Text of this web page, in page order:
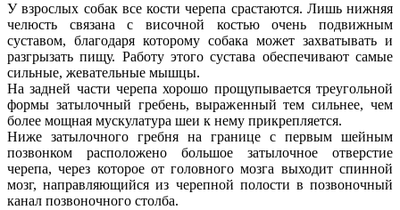
У взрослых собак все кости черепа срастаются. Лишь нижняя
челюсть связана с височной костью очень подвижным
суставом, благодаря которому собака может захватывать и
разгрызать пищу. Работу этого сустава обеспечивают самые
сильные, жевательные мышцы.
На задней части черепа хорошо прощупывается треугольной
формы затылочный гребень, выраженный тем сильнее, чем
более мощная мускулатура шеи к нему прикрепляется.
Ниже затылочного гребня на границе с первым шейным
позвонком расположено большое затылочное отверстие
черепа, через которое от головного мозга выходит спинной
мозг, направляющийся из черепной полости в позвоночный
канал позвоночного столба.